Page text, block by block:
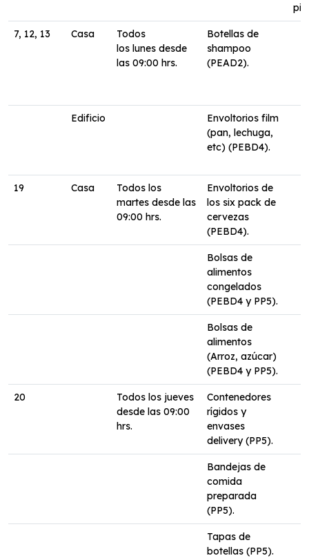
7, 12, 13 Casa
Todos
los lunes desde
las 09:00 hrs.
Botellas de
shampoo
(PEAD2).
Edificio
Envoltorios film
(pan, lechuga,
etc) (PEBD4).
19 Casa
Todos los
martes desde las
09:00 hrs.
Envoltorios de
los six pack de
cervezas
(PEBD4).
Bolsas de
alimentos
congelados
(PEBD4 y PP5).
Bolsas de
alimentos
(Arroz, azúcar)
(PEBD4 y PP5).
20
Todos los jueves
desde las 09:00
hrs.
Contenedores
rígidos y
envases
delivery (PP5).
Bandejas de
comida
preparada
(PP5).
Tapas de
botellas (PP5).